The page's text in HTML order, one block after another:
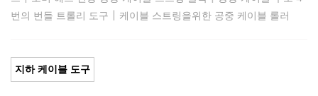
번의 번들 트롤리 도구 | 케이블 스트링을위한 공중 케이블 롤러
지하 케이블 도구